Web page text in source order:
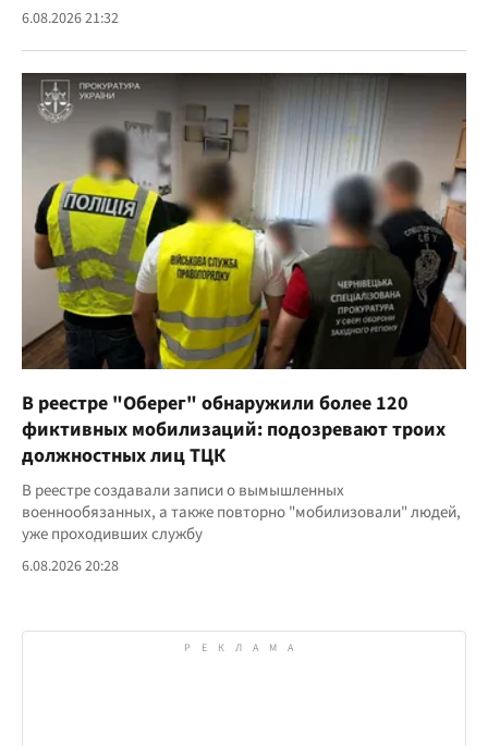
6.08.2026 21:32
В реестре "Оберег" обнаружили более 120
фиктивных мобилизаций: подозревают троих
должностных лиц ТЦК
В реестре создавали записи о вымышленных
военнообязанных, а также повторно "мобилизовали" людей,
уже проходивших службу
6.08.2026 20:28